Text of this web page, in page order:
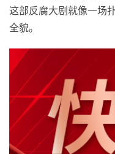
这部反腐大剧就像一场
全貌。